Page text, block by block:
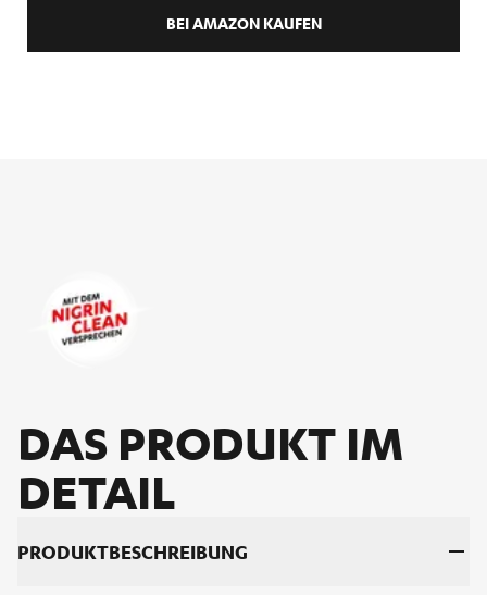
BEI AMAZON KAUFEN
DAS PRO­DUKT IM
DE­TAIL
PRO­DUKT­BE­SCHREI­BUNG